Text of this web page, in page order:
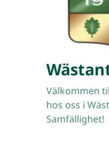
Välkommen
hos oss i
Samfällighet!